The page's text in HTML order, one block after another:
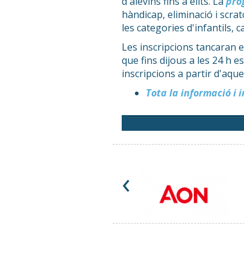
hàndicap, eliminació i
les categories d'infantils,
Les inscripcions tancaran
que fins dijous a les 24 h
inscripcions a partir
Tota la informació i
‹